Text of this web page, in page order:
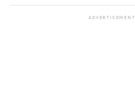
ADVERTISEMENT